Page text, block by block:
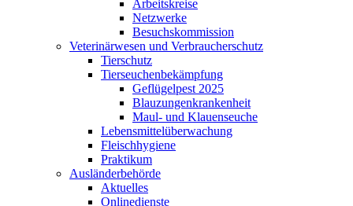
Arbeitskreise
Netzwerke
Besuchskommission
Veterinärwesen und Verbraucherschutz
Tierschutz
Tierseuchenbekämpfung
Geflügelpest 2025
Blauzungenkrankenheit
Maul- und Klauenseuche
Lebensmittelüberwachung
Fleischhygiene
Praktikum
Ausländerbehörde
Aktuelles
Onlinedienste